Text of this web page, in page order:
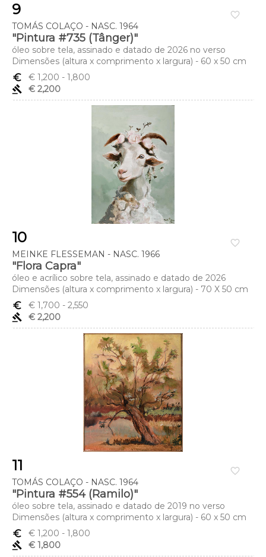
favorite_border
9
TOMÁS COLAÇO - NASC. 1964
"Pintura #735 (Tânger)"
óleo sobre tela, assinado e datado de 2026 no verso
Dimensões (altura x comprimento x largura) - 60 x 50 cm
euro_symbol
€ 1,200 - 1,800
gavel
€ 2,200
favorite_border
10
MEINKE FLESSEMAN - NASC. 1966
"Flora Capra"
óleo e acrílico sobre tela, assinado e datado de 2026
Dimensões (altura x comprimento x largura) - 70 X 50 cm
euro_symbol
€ 1,700 - 2,550
gavel
€ 2,200
favorite_border
11
TOMÁS COLAÇO - NASC. 1964
"Pintura #554 (Ramilo)"
óleo sobre tela, assinado e datado de 2019 no verso
Dimensões (altura x comprimento x largura) - 60 x 50 cm
euro_symbol
€ 1,200 - 1,800
gavel
€ 1,800